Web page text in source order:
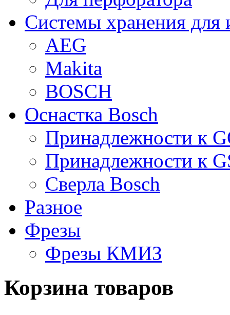
Системы хранения для
AEG
Makita
BOSCH
Оснастка Bosch
Принадлежности к
Принадлежности к
Сверла Bosch
Разное
Фрезы
Фрезы КМИЗ
Корзина товаров